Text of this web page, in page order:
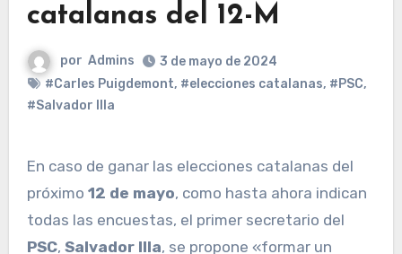
catalanas del 12-M
por Admins
3 de mayo de 2024
#Carles Puigdemont, #elecciones catalanas, #PSC,
#Salvador Illa
En caso de ganar las elecciones catalanas del
próximo 12 de mayo, como hasta ahora indican
todas las encuestas, el primer secretario del
PSC, Salvador Illa, se propone «formar un